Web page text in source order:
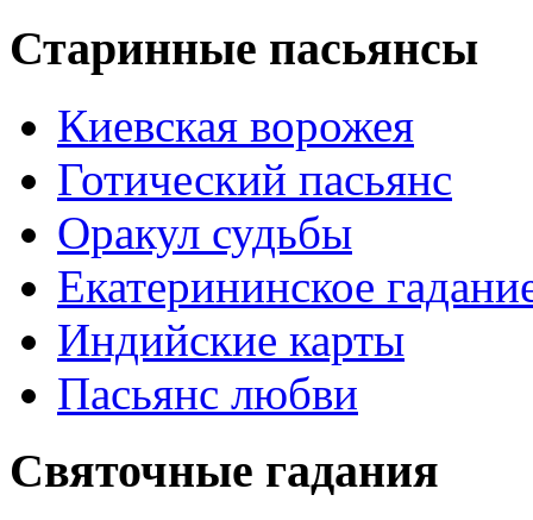
Старинные пасьянсы
Киевская ворожея
Готический пасьянс
Оракул судьбы
Екатерининское
Индийские карты
Пасьянс любви
Святочные гадания